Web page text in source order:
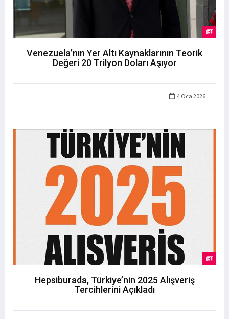
Venezuela’nın Yer Altı Kaynaklarının Teorik
Değeri 20 Trilyon Doları Aşıyor
4 Oca 2026
Hepsiburada, Türkiye’nin 2025 Alışveriş
Tercihlerini Açıkladı